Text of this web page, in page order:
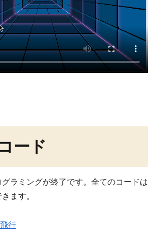
ード
ラミングが終了です。全てのコードは
ます。
行